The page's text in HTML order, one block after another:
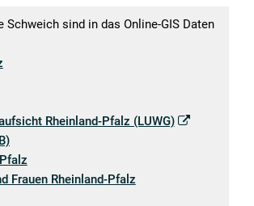
sind in das Online-GIS Daten
Rheinland-Pfalz (LUWG)
Frauen Rheinland-Pfalz